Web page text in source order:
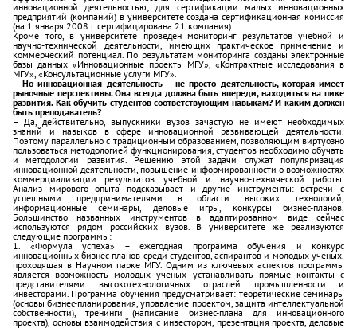
инновационной деятельностью; для сертификации малых инновационных
предприятий (компаний) в университете создана сертификационная комиссия
(на 1 января 2008 г. сертифицирована 21 компания).
Кроме того, в университете проведен мониторинг результатов учебной и
научно-технической деятельности, имеющих практическое применение и
коммерческий потенциал. По результатам мониторинга созданы электронные
базы данных «Инновационные проекты МГУ», «Контрактные исследования в
МГУ», «Консультационные услуги МГУ».
– Но инновационная деятельность – не просто деятельность, которая имеет
рыночные перспективы. Она всегда должна быть впереди, находиться на пике
развития. Как обучить студентов соответствующим навыкам? И каким должен
быть преподаватель?
– Да, действительно, выпускники вузов зачастую не имеют необходимых
знаний и навыков в сфере инновационной развивающей деятельности.
Поэтому параллельно с традиционным образованием, позволяющим виртуозно
пользоваться методологией функционирования, студентов необходимо обучать
и методологии развития. Решению этой задачи служат популяризация
инновационной деятельности, повышение информированности о возможностях
коммерциализации результатов учебной и научно-технической работы.
Анализ мирового опыта подсказывает и другие инструменты: встречи с
успешными предпринимателями в области высоких технологий,
информационные семинары, деловые игры, конкурсы бизнес-планов.
Большинство названных инструментов в адаптированном виде сейчас
используются рядом российских вузов. В университете же реализуются
следующие программы:
1. «Формула успеха» – ежегодная программа обучения и конкурс
инновационных бизнес-планов среди студентов, аспирантов и молодых ученых,
проходящая в Научном парке МГУ. Одним из ключевых аспектов программы
является возможность молодых ученых устанавливать прямые контакты с
представителями высокотехнологичных отраслей промышленности и
инвесторами. Программа обучения предусматривает: теоретические семинары
(основы бизнес-планирования, управление проектом, защита интеллектуальной
собственности), тренинги (написание бизнес-плана для инновационного
проекта), основы взаимодействия с инвестором, презентация проекта, деловые